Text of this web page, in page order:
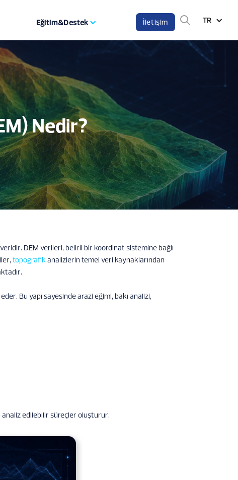
Eğitim&Destek İletişim TR
Nedir?
DEM verileri, belirli bir koordinat sistemine bağlı
topografikanalizlerin temel veri kaynaklarından
Bu yapı sayesinde arazi eğimi, bakı analizi,
analiz edilebilir süreçler oluşturur.